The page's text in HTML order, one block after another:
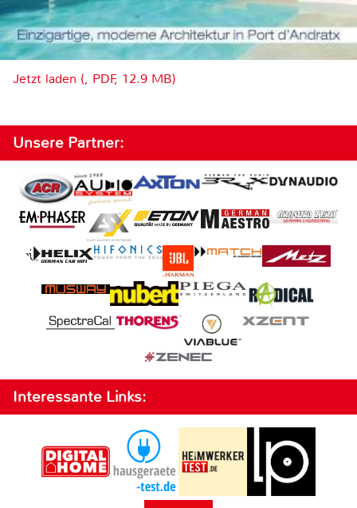
Jetzt laden (, PDF, 12.9 MB)
Unsere Partner:
Interessante Links: